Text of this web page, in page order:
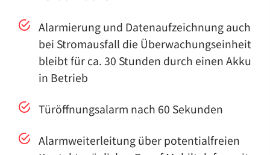
Alarmierung und Datenaufzeichnung auch
bei Stromausfall die Überwachungseinheit
bleibt für ca. 30 Stunden durch einen Akku
in Betrieb
Türöffnungsalarm nach 60 Sekunden
Alarmweiterleitung über potentialfreien